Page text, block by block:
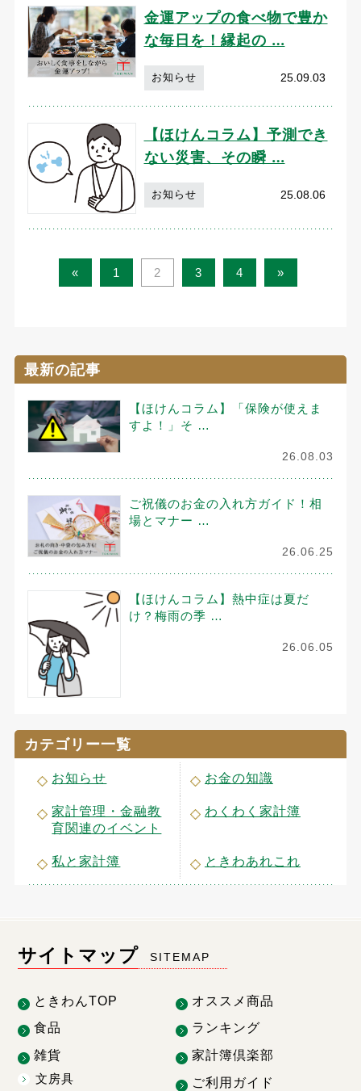
金運アップの食べ物で豊か
な毎日を！縁起の …
お知らせ 25.09.03
【ほけんコラム】予測でき
ない災害、その瞬 …
お知らせ 25.08.06
« 1 2 3 4 »
最新の記事
【ほけんコラム】「保険が使えま
すよ！」そ …
26.08.03
ご祝儀のお金の入れ方ガイド！相
場とマナー …
26.06.25
【ほけんコラム】熱中症は夏だ
け？梅雨の季 …
26.06.05
カテゴリー一覧
お知らせ お金の知識
家計管理・金融教
育関連のイベント
わくわく家計簿
私と家計簿 ときわあれこれ
サイトマップ SITEMAP
ときわんTOP
食品
雑貨
文房具
オススメ商品
ランキング
家計簿倶楽部
ご利用ガイド